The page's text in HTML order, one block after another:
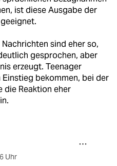
ist diese Ausgabe der
sind eher so,
gesprochen, aber
erzeugt. Teenager
bekommen, bei der
die Reaktion eher
Uhr